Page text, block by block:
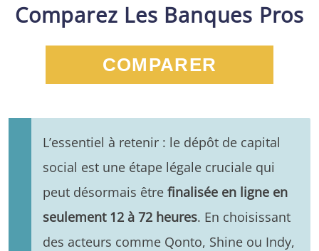
Comparez Les Banques Pros
COMPARER
L’essentiel à retenir : le dépôt de capital
social est une étape légale cruciale qui
peut désormais être finalisée en ligne en
seulement 12 à 72 heures. En choisissant
des acteurs comme Qonto, Shine ou Indy,